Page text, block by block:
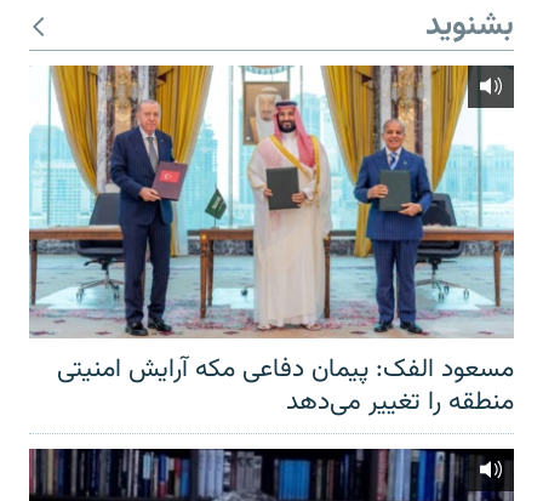
بشنوید
مسعود الفک: پیمان دفاعی مکه آرایش امنیتی
منطقه را تغییر می‌دهد